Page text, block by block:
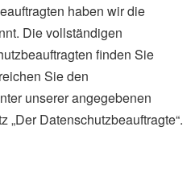
haben wir die
Die vollständigen
finden Sie
Sie den
unserer angegebenen
„Der Datenschutzbeauftragte“.